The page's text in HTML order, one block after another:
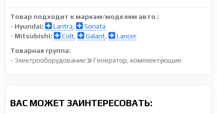
Товар подходит к маркам/моделям авто :
- Hyundai: Lantra
Sonata
- Mitsubishi: Colt Galant
Lancer
Товарная группа:
- Электрооборудование
Генератор, комплектующие
ВАС МОЖЕТ ЗАИНТЕРЕСОВАТЬ: